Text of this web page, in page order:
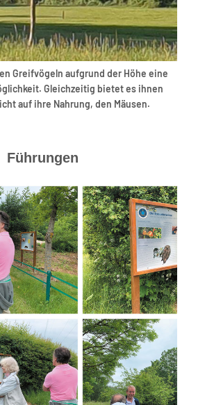
Greifvögeln aufgrund der Höhe eine
Gleichzeitig bietet es ihnen
auf ihre Nahrung, den Mäusen.
Führungen